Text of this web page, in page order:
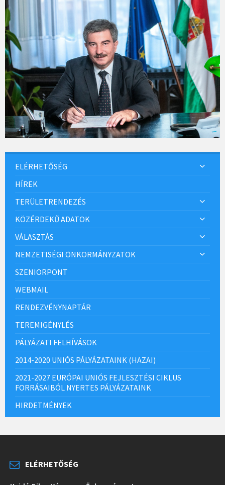
ELÉRHETŐSÉG
HÍREK
TERÜLETRENDEZÉS
KÖZÉRDEKŰ ADATOK
VÁLASZTÁS
NEMZETISÉGI ÖNKORMÁNYZATOK
SZENIORPONT
WEBMAIL
RENDEZVÉNYNAPTÁR
TEREMIGÉNYLÉS
PÁLYÁZATI FELHÍVÁSOK
2014-2020 UNIÓS PÁLYÁZATAINK (HAZAI)
2021-2027 EURÓPAI UNIÓS FEJLESZTÉSI CIKLUS
FORRÁSAIBÓL NYERTES PÁLYÁZATAINK
HIRDETMÉNYEK
ELÉRHETŐSÉG